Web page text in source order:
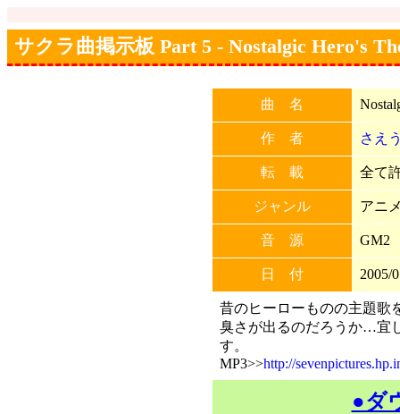
サクラ曲掲示板 Part 5 - Nostalgic Hero's
曲 名
作 者 さえ
転 載 全て
ジャンル アニ
音 源 GM2
日 付 2005/
昔のヒーローものの主題歌
臭さが出るのだろうか…宜
す。
MP3>>http://
●ダ